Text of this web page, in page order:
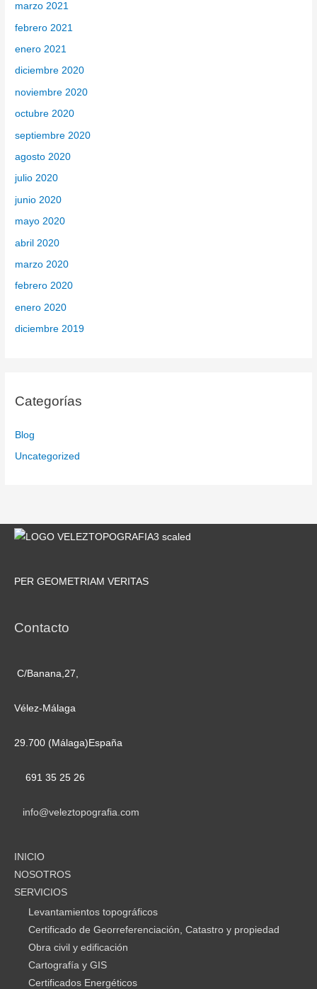
marzo 2021
febrero 2021
enero 2021
diciembre 2020
noviembre 2020
octubre 2020
septiembre 2020
agosto 2020
julio 2020
junio 2020
mayo 2020
abril 2020
marzo 2020
febrero 2020
enero 2020
diciembre 2019
Categorías
Blog
Uncategorized
PER GEOMETRIAM VERITAS
Contacto
C/Banana,27,
Vélez-Málaga
29.700 (Málaga)España
691 35 25 26
info@veleztopografia.com
INICIO
NOSOTROS
SERVICIOS
Levantamientos topográficos
Certificado de Georreferenciación, Catastro y propiedad
Obra civil y edificación
Cartografía y GIS
Certificados Energéticos